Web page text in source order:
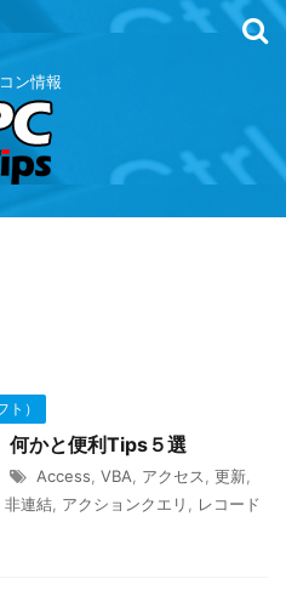
ン情報
）
何かと便利Tips５選
Access VBA アクセス 更新
非連結 アクションクエリ
レコード